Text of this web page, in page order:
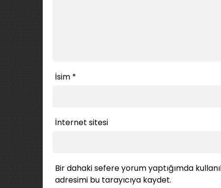
İsim *
İnternet sitesi
Bir dahaki sefere yorum yaptığımda
adresimi bu tarayıcıya kaydet.